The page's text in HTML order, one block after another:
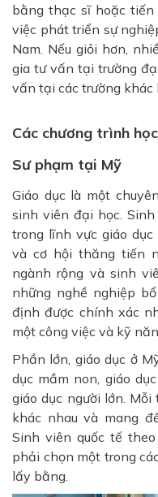
bằng thạc sĩ hoặc tiến
việc phát triển sự
Nam. Nếu giỏi hơn,
gia tư vấn tại trường
vấn tại các trường khác
Các chương trình
Sư phạm tại Mỹ
Giáo dục là một
sinh viên đại học.
trong lĩnh vực giáo
và cơ hội thăng tiến
ngành rộng và sinh
những nghề nghiệp
định được chính xác
một công việc và kỹ
Phần lớn, giáo dục ở
dục mầm non, giáo
giáo dục người lớn.
khác nhau và mang
Sinh viên quốc tế
phải chọn một trong
lấy bằng.